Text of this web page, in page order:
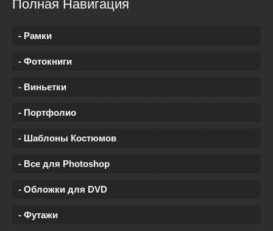
Полная Навигация
- Рамки
- Фотокниги
- Виньетки
- Портфолио
- Шаблоны Костюмов
- Все для Photoshop
- Обложки для DVD
- Футажи